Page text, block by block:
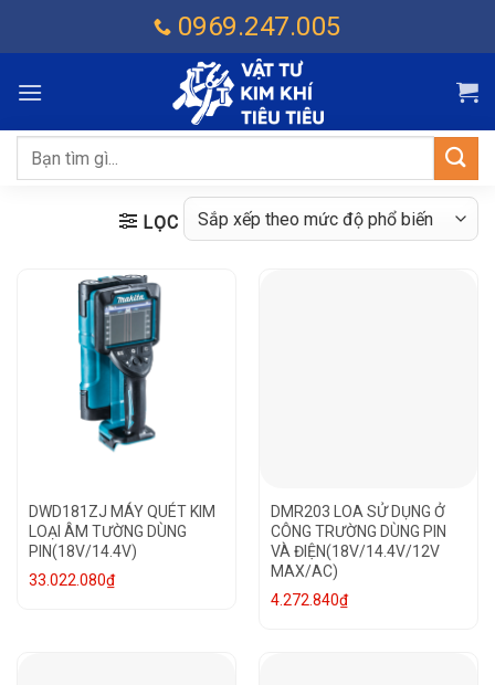
dung
0969.247.005
Tìm
kiếm:
LỌC
DWD181ZJ MÁY QUÉT KIM
LOẠI ÂM TƯỜNG DÙNG
PIN(18V/14.4V)
33.022.080₫
DMR203 LOA SỬ DỤNG Ở
CÔNG TRƯỜNG DÙNG PIN
VÀ ĐIỆN(18V/14.4V/12V
MAX/AC)
4.272.840₫